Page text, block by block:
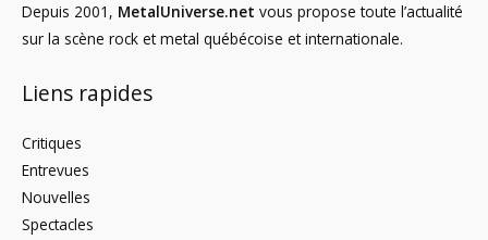
Depuis 2001, MetalUniverse.net vous propose toute l’actualité
sur la scène rock et metal québécoise et internationale.
Liens rapides
Critiques
Entrevues
Nouvelles
Spectacles